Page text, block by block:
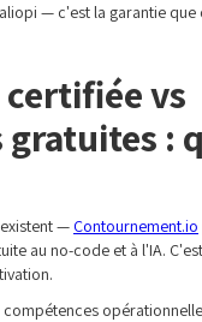
— c'est la garantie que
vs
gratuites :
— Contournement.io
au no-code et à l'IA.